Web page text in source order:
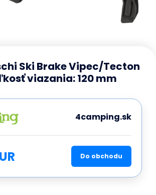
Ski Brake Vipec/Tecton
viazania: 120 mm
4camping.sk
Do obchodu